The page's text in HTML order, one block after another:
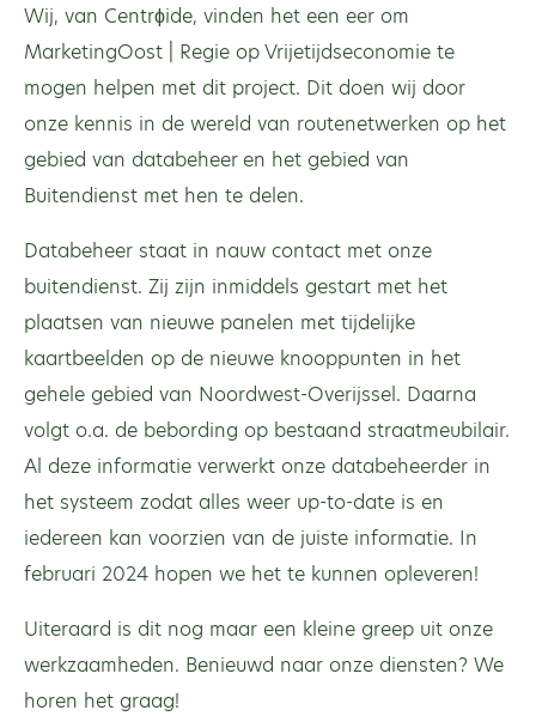
Wij, van Centrϕide, vinden het een eer om
MarketingOost | Regie op Vrijetijdseconomie te
mogen helpen met dit project. Dit doen wij door
onze kennis in de wereld van routenetwerken op het
gebied van databeheer en het gebied van
Buitendienst met hen te delen.
Databeheer staat in nauw contact met onze
buitendienst. Zij zijn inmiddels gestart met het
plaatsen van nieuwe panelen met tijdelijke
kaartbeelden op de nieuwe knooppunten in het
gehele gebied van Noordwest-Overijssel. Daarna
volgt o.a. de bebording op bestaand straatmeubilair.
Al deze informatie verwerkt onze databeheerder in
het systeem zodat alles weer up-to-date is en
iedereen kan voorzien van de juiste informatie. In
februari 2024 hopen we het te kunnen opleveren!
Uiteraard is dit nog maar een kleine greep uit onze
werkzaamheden. Benieuwd naar onze diensten? We
horen het graag!